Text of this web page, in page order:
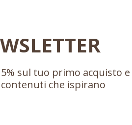
sul tuo primo acquisto e
che ispirano